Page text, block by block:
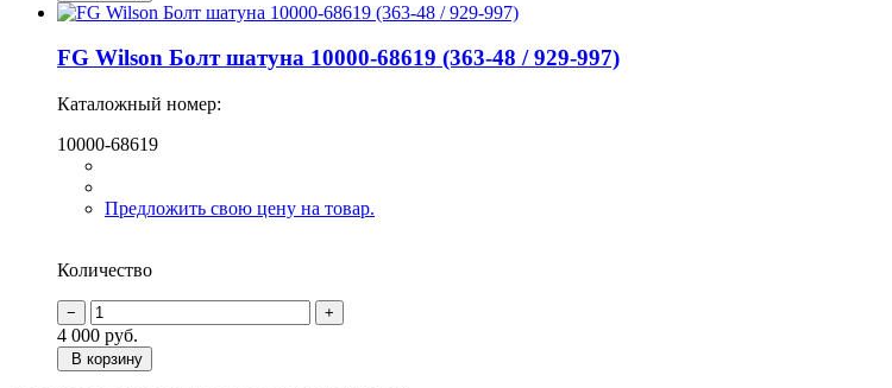
FG Wilson Болт шатуна 10000-68619 (363-48 / 929-997)
Каталожный номер:
10000-68619
Предложить свою цену на товар.
Количество
4 000 руб.
В корзину